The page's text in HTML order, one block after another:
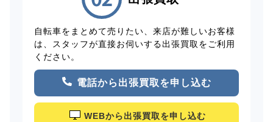
自転車をまとめて売りたい、来店が難しいお客様
は、スタッフが直接お伺いする出張買取をご利用
ください。
電話から出張買取を申し込む
WEBから出張買取を申し込む